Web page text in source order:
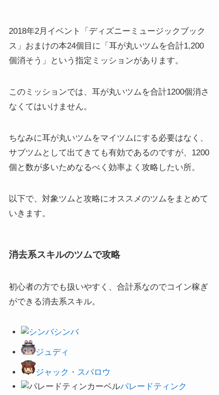
2018年2月イベント「ディズニーミュージックブック
ス」おまけの本24個目に「耳が丸いツムを合計1,200
個消そう」という指定ミッションがあります。
このミッションでは、耳が丸いツムを合計1200個消さ
なくてはいけません。
ちなみに耳が丸いツムをマイツムにする必要はなく、
サブツムとして出てきても有効であるのですが、1200
個と数が多いためなるべく効率よく攻略したい所。
以下で、対象ツムと攻略にオススメのツムをまとめて
いきます。
消去系スキルのツムで攻略
初心者の方でも扱いやすく、合計系なのでコイン稼ぎ
ができる消去系スキル。
シンバ
ジュディ
ジャック・スパロウ
パレードティンク